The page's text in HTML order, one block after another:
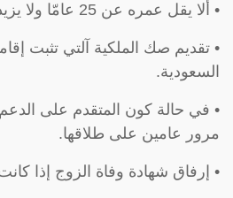
• ألا يقل عمره عن 25 عامّا ولا يزيد عن 75 عامًا.
• تقديم صك الملكية آلتي تثبت
السعودية.
• في حالة كون المتقدم على
مرور عامين على طلاقها.
• إرفاق شهادة وفاة الزوج إذا